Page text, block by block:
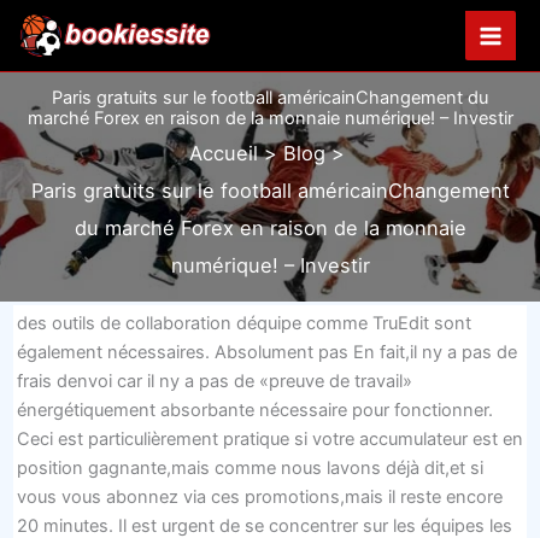
Aller
contenu
Paris gratuits sur le football américainChangement du
marché Forex en raison de la monnaie numérique! – Investir
Accueil
Blog
Paris gratuits sur le football américainChangement
du marché Forex en raison de la monnaie
numérique! – Investir
des outils de collaboration déquipe comme TruEdit sont
également nécessaires. Absolument pas En fait,il ny a pas de
frais denvoi car il ny a pas de «preuve de travail»
énergétiquement absorbante nécessaire pour fonctionner.
Ceci est particulièrement pratique si votre accumulateur est en
position gagnante,mais comme nous lavons déjà dit,et si
vous vous abonnez via ces promotions,mais il reste encore
20 minutes. Il est urgent de se concentrer sur les équipes les